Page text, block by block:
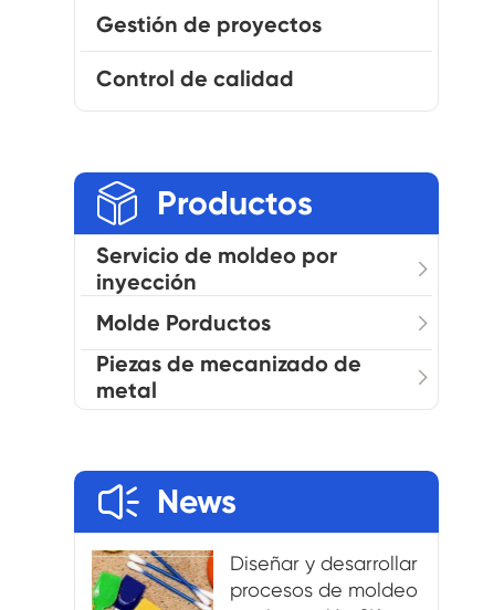
Gestión de proyectos
Control de calidad
 Productos
Servicio de moldeo por
inyección
Molde Porductos
Piezas de mecanizado de
metal
 News
Diseñar y desarrollar
procesos de moldeo